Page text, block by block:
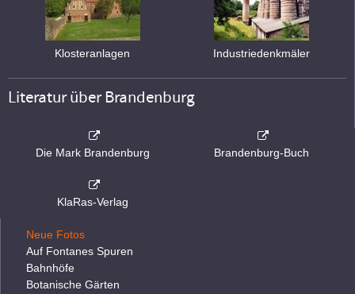
Klosteranlagen Industriedenkmäler
Literatur über Brandenburg
Die Mark Brandenburg Brandenburg-Buch
KlaRas-Verlag
Neue Fotos
Auf Fontanes Spuren
Bahnhöfe
Botanische Gärten